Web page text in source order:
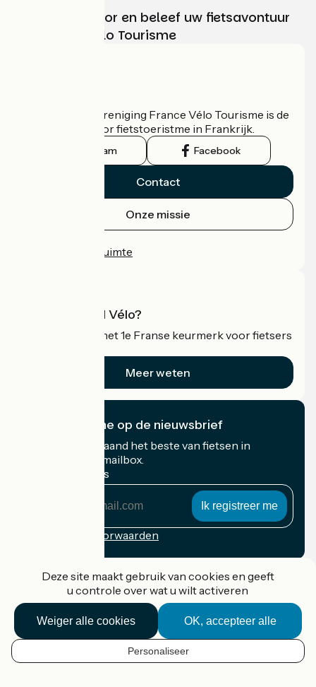
NL
Kies, bereid voor en beleef uw fietsavontuur
met France Vélo Tourisme
De nationale vereniging France Vélo Tourisme is de
officiële gids voor fietstoeristme in Frankrijk.
Instagram Facebook
Contact
Onze missie
Professionele ruimte
Wat is Accueil Vélo?
Accueil Vélo is het 1e Franse keurmerk voor fietsers
Meer weten
Ik abonneer me op de nieuwsbrief
Ontvang elke maand het beste van fietsen in
Frankrijk in uw mailbox.
Mijn e-mailadres
Inschrijvingsvoorwaarden
Accueil Vélo Pro
Contact
Wettelijke informatie
Deze site maakt gebruik van cookies en geeft
u controle over wat u wilt activeren
OK, accepteer alle
Weiger alle cookies
Personaliseer